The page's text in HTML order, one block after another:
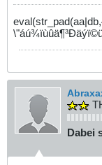
Dabei